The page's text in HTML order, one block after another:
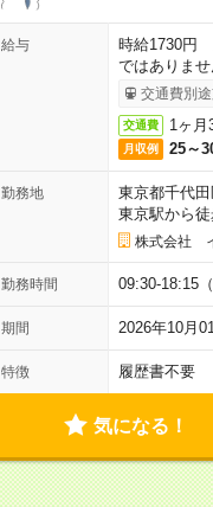
給与
時給1730円
ではありま
交通費別
交通費 1ヶ月
月収例 25～
勤務地
東京都千代田
東京駅から
株式会社
勤務時間 09:30-18:15
期間 2026年10月
特徴 履歴書不要
気になる！